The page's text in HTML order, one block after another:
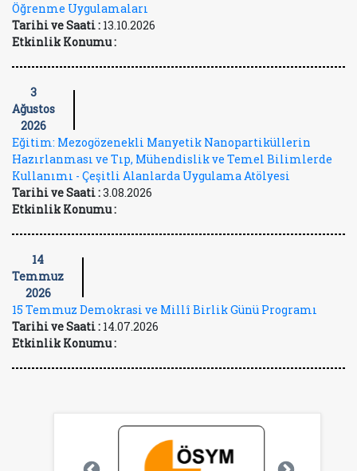
Öğrenme Uygulamaları
Tarihi ve Saati : 13.10.2026
Etkinlik Konumu :
3
Ağustos
2026
Eğitim: Mezogözenekli Manyetik Nanopartiküllerin
Hazırlanması ve Tıp, Mühendislik ve Temel Bilimlerde
Kullanımı - Çeşitli Alanlarda Uygulama Atölyesi
Tarihi ve Saati :3.08.2026
Etkinlik Konumu :
14
Temmuz
2026
15 Temmuz Demokrasi ve Millî Birlik Günü Programı
Tarihi ve Saati : 14.07.2026
Etkinlik Konumu :